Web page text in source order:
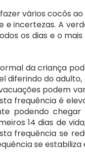
vários cocôs
incertezas. A
os dias e o
da criança
diferindo do
podem
frequência é
podendo
14 dias de
frequência se
se estabiliza